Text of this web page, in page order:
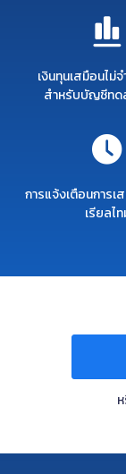
เงินทุนเสมือนไม่
สำหรับบัญชีทด
การแจ้งเตือนการเ
เรียลไ